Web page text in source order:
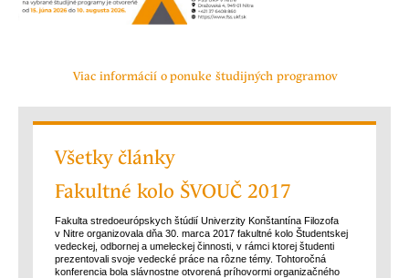
Viac informácií o ponuke študijných programov
Všetky články
Fakultné kolo ŠVOUČ 2017
Fakulta stredoeurópskych štúdií Univerzity Konštantína Filozofa
v Nitre organizovala dňa 30. marca 2017 fakultné kolo Študentskej
vedeckej, odbornej a umeleckej činnosti, v rámci ktorej študenti
prezentovali svoje vedecké práce na rôzne témy. Tohtoročná
konferencia bola slávnostne otvorená príhovormi organizačného